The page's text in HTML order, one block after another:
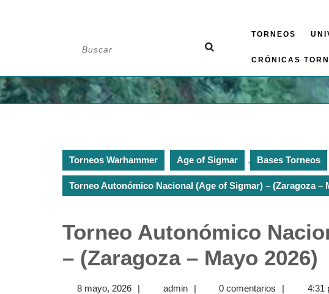
TORNEOS
CRÓNICAS
Torneos Warhammer Age of Sigmar , Bases Torneos
Torneo Autonómico Nacional (Age of Sigmar) – (Zaragoza –
Torneo Autonómico
– (Zaragoza – Mayo 2026)
8 mayo, 20268
| adminadmin
| 0 comentarios | 4:31